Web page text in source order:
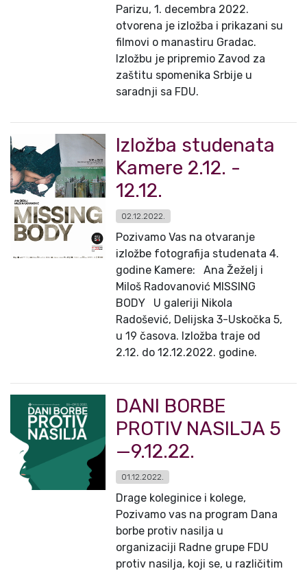
Parizu, 1. decembra 2022.
otvorena je izložba i prikazani su
filmovi o manastiru Gradac.
Izložbu je pripremio Zavod za
zaštitu spomenika Srbije u
saradnji sa FDU.
Izložba studenata
Kamere 2.12. -
12.12.
02.12.2022.
Pozivamo Vas na otvaranje
izložbe fotografija studenata 4.
godine Kamere: Ana Žeželj i
Miloš Radovanović MISSING
BODY U galeriji Nikola
Radošević, Delijska 3-Uskočka 5,
u 19 časova. Izložba traje od
2.12. do 12.12.2022. godine.
DANI BORBE
PROTIV NASILJA 5
—9.12.22.
01.12.2022.
Drage koleginice i kolege,
Pozivamo vas na program Dana
borbe protiv nasilja u
organizaciji Radne grupe FDU
protiv nasilja, koji se, u različitim